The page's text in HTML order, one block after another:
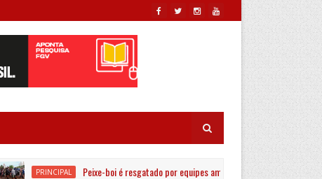
PRINCIPAL Peixe-boi é resgatado por equipes ambientais no Rio Jaguaribe em